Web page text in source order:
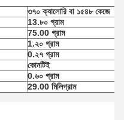
৩৭০ ক্যালোরি বা ১৫৪৮ কেজে
13.৮০ গ্রাম
75.00 গ্রাম
1.২০ গ্রাম
0.২৭ গ্রাম
কোনটিই
0.৬০ গ্রাম
29.00 মিলিগ্রাম